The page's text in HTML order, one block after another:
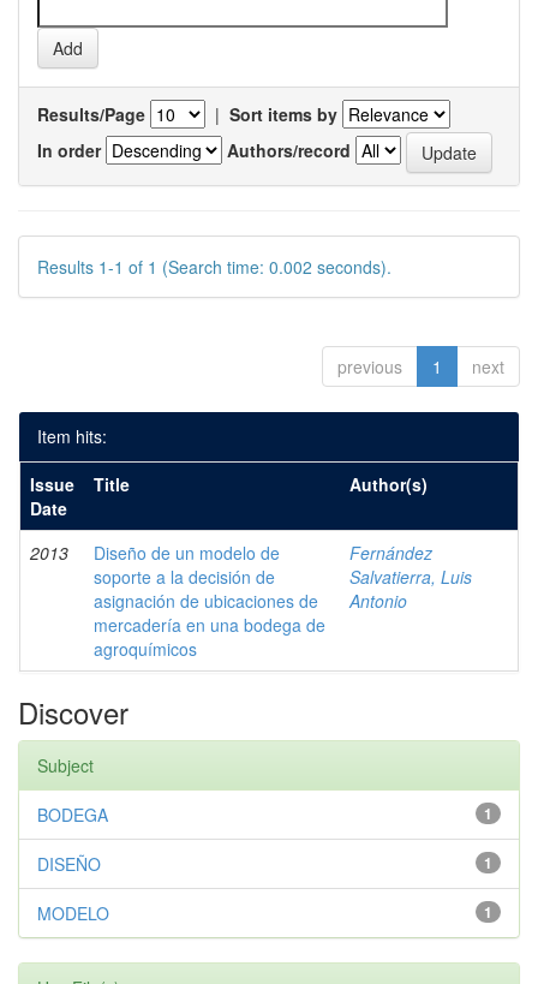
Results/Page | Sort items by
In order
Authors/record
Results 1-1 of 1 (Search time: 0.002 seconds).
previous 1 next
Item hits:
Issue
Date
Title Author(s)
2013
Diseño de un modelo de
soporte a la decisión de
asignación de ubicaciones de
mercadería en una bodega de
agroquímicos
Fernández
Salvatierra, Luis
Antonio
Discover
Subject
1
BODEGA
1
DISEÑO
1
MODELO